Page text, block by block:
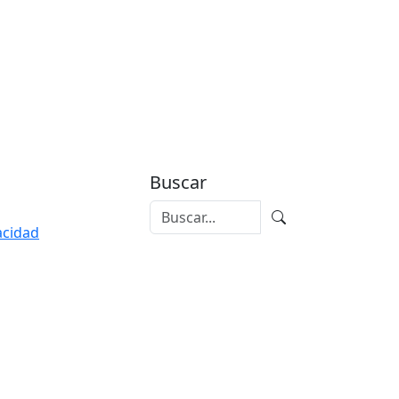
Buscar